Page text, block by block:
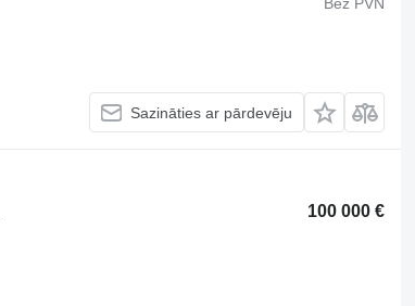
Sazināties ar pārdevēju
100 000 €